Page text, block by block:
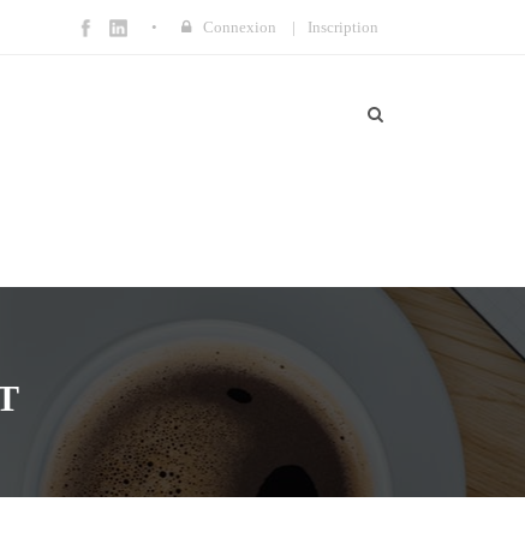
Connexion | Inscription